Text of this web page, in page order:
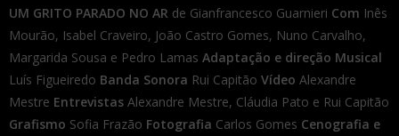
UM GRITO PARADO NO AR de Gianfrancesco Guarnieri Com Inês
Mourão, Isabel Craveiro, João Castro Gomes, Nuno Carvalho,
Margarida Sousa e Pedro Lamas Adaptação e direção Musical
Luís Figueiredo Banda Sonora Rui Capitão Vídeo Alexandre
Mestre Entrevistas Alexandre Mestre, Cláudia Pato e Rui Capitão
Grafismo Sofia Frazão Fotografia Carlos Gomes Cenografia e